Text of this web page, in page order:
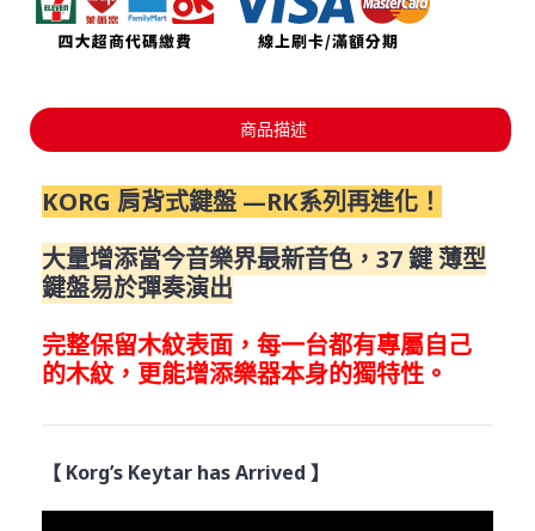
商品描述
KORG 肩背式鍵盤 —RK系列再進化！
大量增添當今音樂界最新音色，37 鍵 薄型
鍵盤易於彈奏演出
完整保留木紋表面，每一台都有專屬自己
的木紋，更能增添樂器本身的獨特性。
【 Korg’s Keytar has Arrived 】